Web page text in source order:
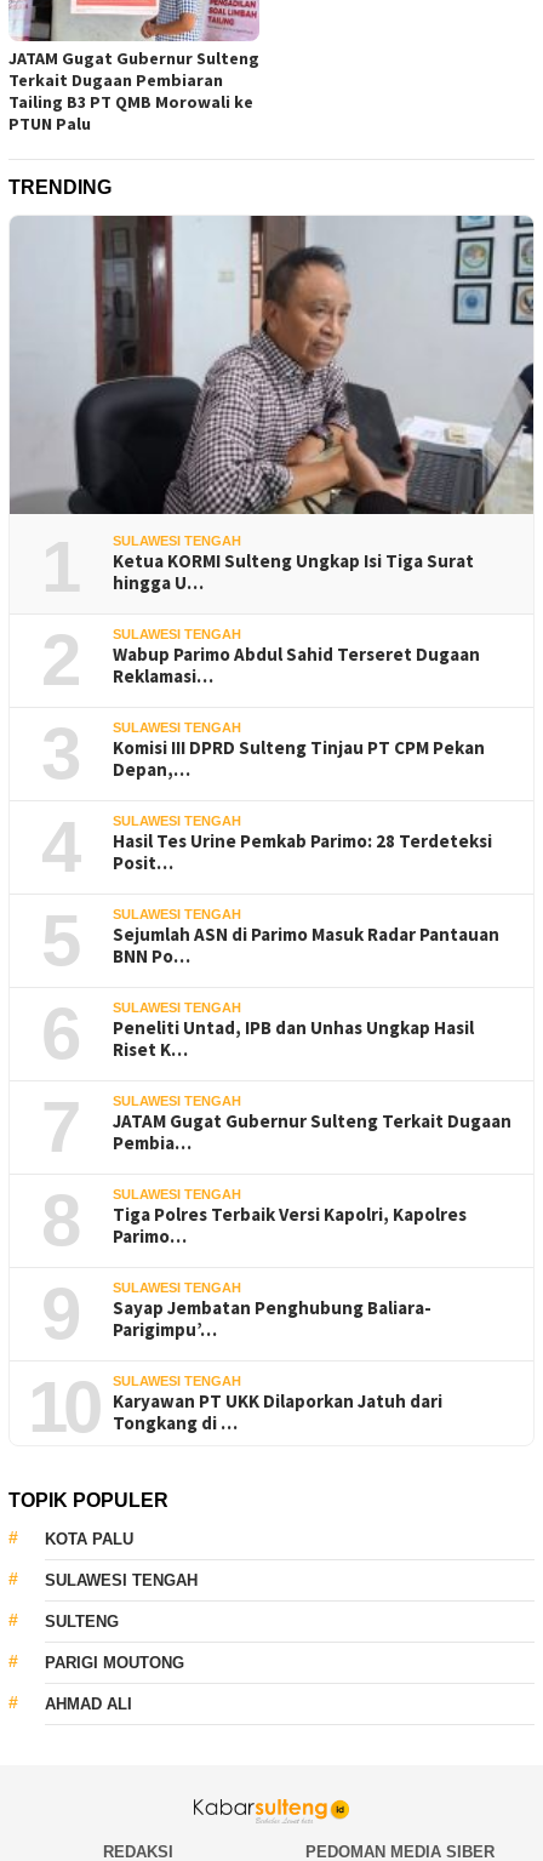
JATAM Gugat Gubernur Sulteng
Terkait Dugaan Pembiaran
Tailing B3 PT QMB Morowali ke
PTUN Palu
TRENDING
1 SULAWESI TENGAH
Ketua KORMI Sulteng Ungkap Isi Tiga Surat
hingga U…
2 SULAWESI TENGAH
Wabup Parimo Abdul Sahid Terseret Dugaan
Reklamasi…
3 SULAWESI TENGAH
Komisi III DPRD Sulteng Tinjau PT CPM Pekan
Depan,…
4 SULAWESI TENGAH
Hasil Tes Urine Pemkab Parimo: 28 Terdeteksi
Posit…
5 SULAWESI TENGAH
Sejumlah ASN di Parimo Masuk Radar Pantauan
BNN Po…
6 SULAWESI TENGAH
Peneliti Untad, IPB dan Unhas Ungkap Hasil
Riset K…
7 SULAWESI TENGAH
JATAM Gugat Gubernur Sulteng Terkait Dugaan
Pembia…
8 SULAWESI TENGAH
Tiga Polres Terbaik Versi Kapolri, Kapolres
Parimo…
9 SULAWESI TENGAH
Sayap Jembatan Penghubung Baliara-
Parigimpu’…
10 SULAWESI TENGAH
Karyawan PT UKK Dilaporkan Jatuh dari
Tongkang di …
TOPIK POPULER
KOTA PALU
SULAWESI TENGAH
SULTENG
PARIGI MOUTONG
AHMAD ALI
REDAKSI PEDOMAN MEDIA SIBER